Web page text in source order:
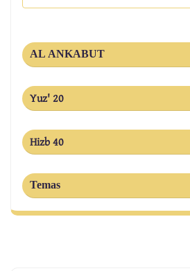
AL ANKABUT
Yuz' 20
Hizb 40
Temas